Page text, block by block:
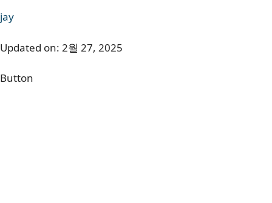
jay
Updated on: 2월 27, 2025
Button